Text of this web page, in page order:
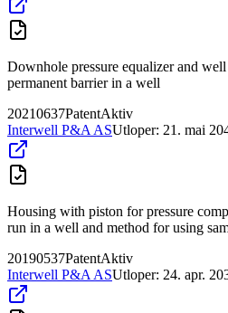
Downhole pressure equalizer and
permanent barrier in a well
20210637PatentAktiv
Interwell P&A ASUtloper: 21. mai
Housing with piston for pressure
run in a well and method for using
20190537PatentAktiv
Interwell P&A ASUtloper: 24. apr.